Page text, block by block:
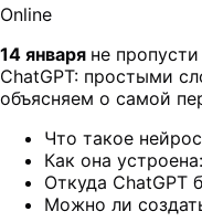
Online
14 января не
ChatGPT: простыми
объясняем о самой
Что такое
Как она
Откуда ChatGPT
Можно ли